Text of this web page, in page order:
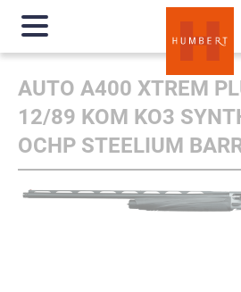
AUTO A400 XTREM
12/89 KOM KO3
OCHP STEELIUM